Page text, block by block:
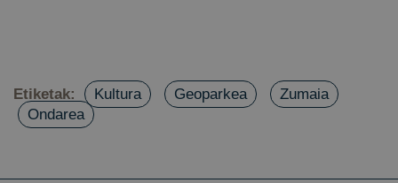
Etiketak: Kultura Geoparkea
Zumaia
Ondarea